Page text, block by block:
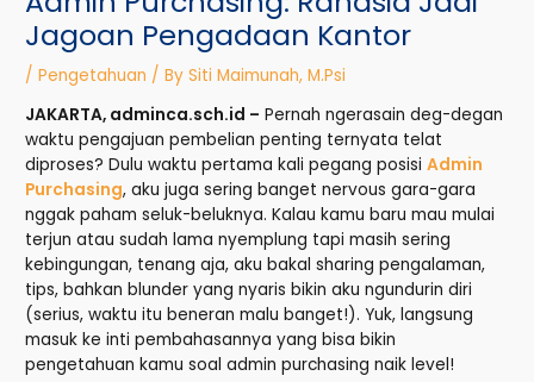
Jagoan Pengadaan Kantor
/Pengetahuan / BySiti Maimunah, M.Psi
JAKARTA, adminca.sch.id – Pernah ngerasain deg-degan
waktu pengajuan pembelian penting ternyata telat
diproses? Dulu waktu pertama kali pegang posisiAdmin
Purchasing, aku juga sering banget nervous gara-gara
nggak paham seluk-beluknya. Kalau kamu baru mau mulai
terjun atau sudah lama nyemplung tapi masih sering
kebingungan, tenang aja, aku bakal sharing pengalaman,
tips, bahkan blunder yang nyaris bikin aku ngundurin diri
(serius, waktu itu beneran malu banget!). Yuk, langsung
masuk ke inti pembahasannya yang bisa bikin
pengetahuan kamu soal admin purchasing naik level!